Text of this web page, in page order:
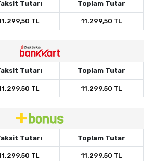
Tutarı Toplam Tutar
TL 11.299,50 TL
Tutarı Toplam Tutar
TL 11.299,50 TL
Tutarı Toplam Tutar
TL 11.299,50 TL